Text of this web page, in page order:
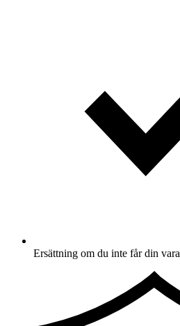
Ersättning om du inte får din vara